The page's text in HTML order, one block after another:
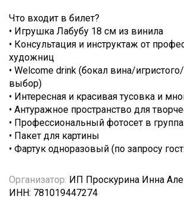
Что входит в билет?
• Игрушка Лабубу 18 см из винила
• Консультация и инструктаж от
художниц
• Welcome drink (бокал вина/
выбор)
• Интересная и красивая тусовка и
• Антуражное пространство для
• Профессиональный фотосет в
• Пакет для картины
• Фартук одноразовый (по запросу
Организатор: ИП Проскурина Инна
ИНН: 781019447274